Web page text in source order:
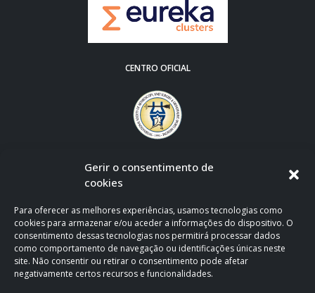
Gerir o consentimento de
cookies
Para oferecer as melhores experiências, usamos tecnologias como
cookies para armazenar e/ou aceder a informações do dispositivo. O
consentimento dessas tecnologias nos permitirá processar dados
como comportamento de navegação ou identificações únicas neste
site. Não consentir ou retirar o consentimento pode afetar
negativamente certos recursos e funcionalidades.
CENTRO OFICIAL